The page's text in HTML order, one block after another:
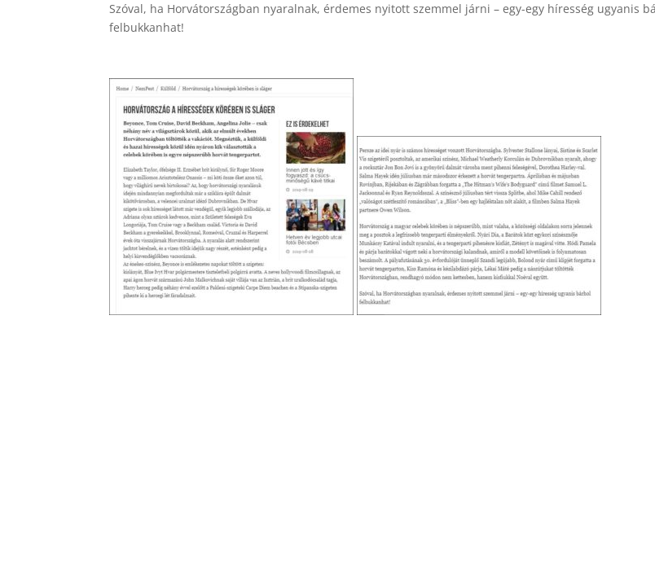
Szóval, ha Horvátországban nyaralnak, érdemes nyitott szemmel járni – egy-egy híresség ugyanis
felbukkanhat!